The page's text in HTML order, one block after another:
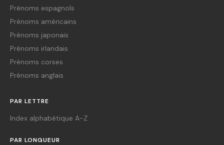
Prénoms espagnols
Prénoms américains
Prénoms japonais
Prénoms irlandais
Prénoms corses
Prénoms anglais
PAR LETTRE
Index alphabétique A-Z
PAR LONGUEUR